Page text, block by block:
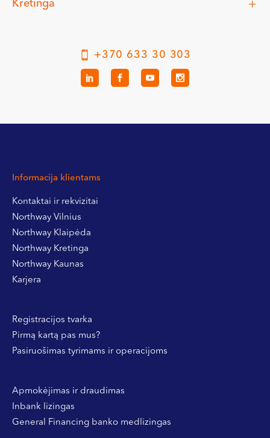
Kretinga
+370 633 30 303
Informacija klientams
Kontaktai ir rekvizitai
Northway Vilnius
Northway Klaipėda
Northway Kretinga
Northway Kaunas
Karjera
Registracijos tvarka
Pirmą kartą pas mus?
Pasiruošimas tyrimams ir operacijoms
Apmokėjimas ir draudimas
Inbank lizingas
General Financing banko medlizingas